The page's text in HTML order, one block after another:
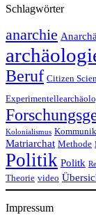
Schlagwörter
anarchie
Beruf Citizen
Kolonialismus
Matriarchat Methode
Politik Politk
Theorie video
Impressum